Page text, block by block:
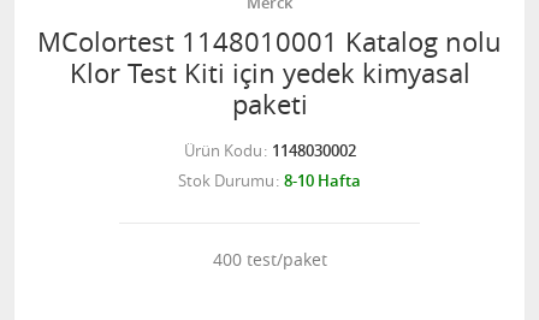
MColortest 1148010001 Katalog nolu
Klor Test Kiti için yedek kimyasal
paketi
Ürün Kodu 1148030002
Stok Durumu 8-10 Hafta
400 test/paket